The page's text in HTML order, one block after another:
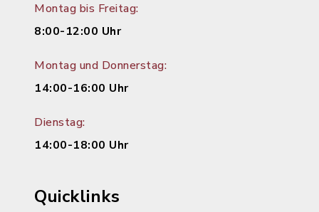
Montag bis Freitag:
8:00-12:00 Uhr
Montag und Donnerstag:
14:00-16:00 Uhr
Dienstag:
14:00-18:00 Uhr
Quicklinks